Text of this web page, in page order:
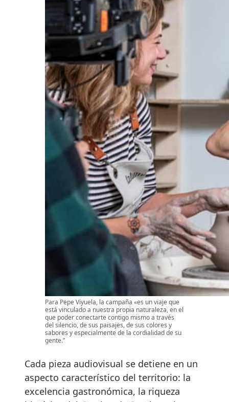
Para Pepe Viyuela, la campaña «es un viaje que
está vinculado a nuestra propia naturaleza, en el
que poder conectarte contigo mismo a través
del silencio, de sus paisajes, de sus colores y
sabores y especialmente de la cordialidad de su
gente.”
Cada pieza audiovisual se detiene en un
aspecto característico del territorio: la
excelencia gastronómica, la riqueza